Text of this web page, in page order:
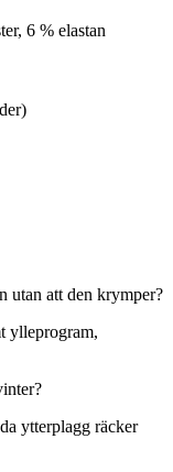
6 % elastan
utan att den krymper?
ylleprogram,
ytterplagg räcker